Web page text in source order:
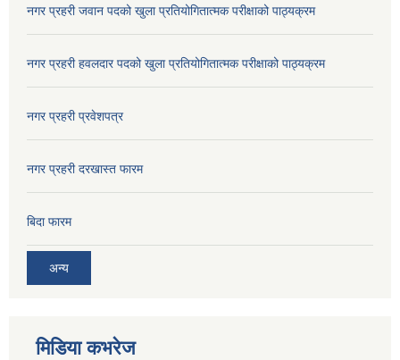
नगर प्रहरी जवान पदको खुला प्रतियोगितात्मक परीक्षाको पाठ्यक्रम
नगर प्रहरी हवलदार पदको खुला प्रतियोगितात्मक परीक्षाको पाठ्यक्रम
नगर प्रहरी प्रवेशपत्र
नगर प्रहरी दरखास्त फारम
बिदा फारम
अन्य
मिडिया कभरेज